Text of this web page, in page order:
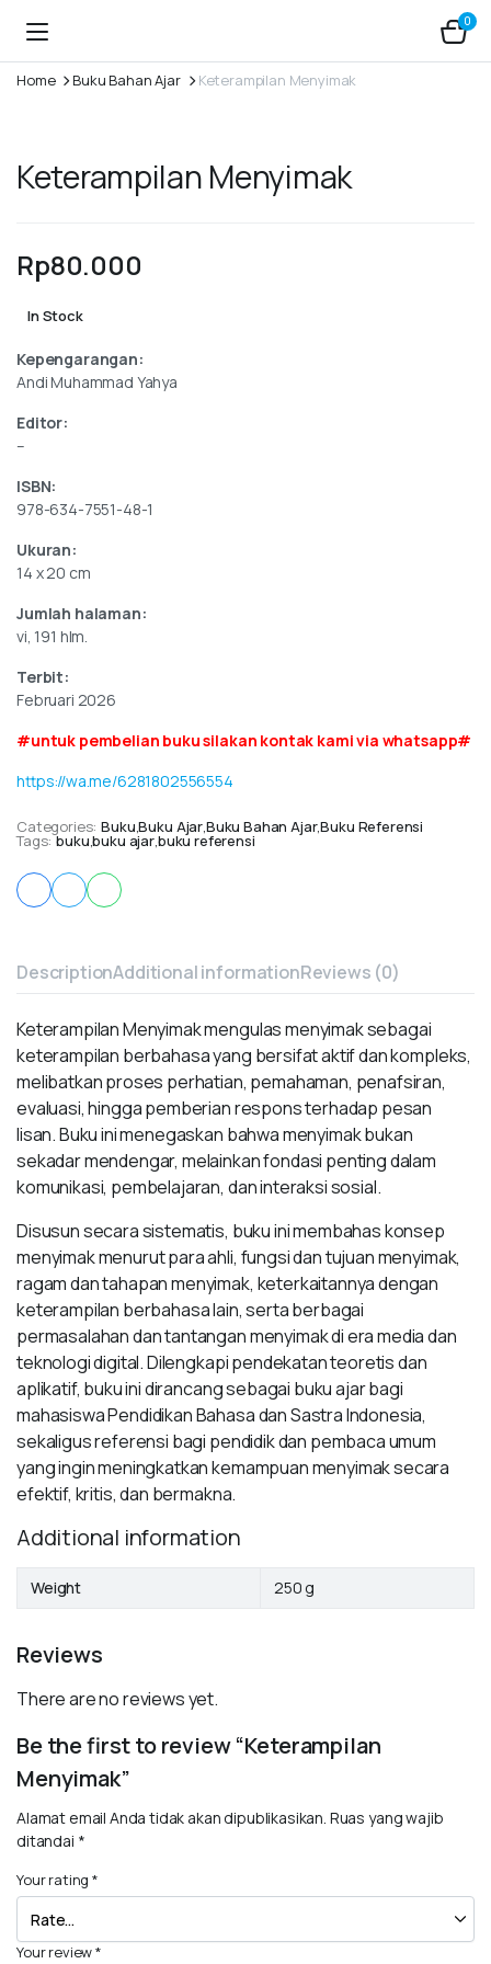
0
Home Buku Bahan Ajar Keterampilan Menyimak
Keterampilan Menyimak
Rp80.000
In Stock
Kepengarangan:
Andi Muhammad Yahya
Editor:
–
ISBN:
978-634-7551-48-1
Ukuran:
14 x 20 cm
Jumlah halaman:
vi, 191 hlm.
Terbit:
Februari 2026
#untuk pembelian buku silakan kontak kami via whatsapp#
https://wa.me/6281802556554
Categories: Buku,Buku Ajar,Buku Bahan Ajar,Buku Referensi
Tags: buku,buku ajar,buku referensi
DescriptionAdditional informationReviews (0)
Keterampilan Menyimak mengulas menyimak sebagai
keterampilan berbahasa yang bersifat aktif dan kompleks,
melibatkan proses perhatian, pemahaman, penafsiran,
evaluasi, hingga pemberian respons terhadap pesan
lisan. Buku ini menegaskan bahwa menyimak bukan
sekadar mendengar, melainkan fondasi penting dalam
komunikasi, pembelajaran, dan interaksi sosial.
Disusun secara sistematis, buku ini membahas konsep
menyimak menurut para ahli, fungsi dan tujuan menyimak,
ragam dan tahapan menyimak, keterkaitannya dengan
keterampilan berbahasa lain, serta berbagai
permasalahan dan tantangan menyimak di era media dan
teknologi digital. Dilengkapi pendekatan teoretis dan
aplikatif, buku ini dirancang sebagai buku ajar bagi
mahasiswa Pendidikan Bahasa dan Sastra Indonesia,
sekaligus referensi bagi pendidik dan pembaca umum
yang ingin meningkatkan kemampuan menyimak secara
efektif, kritis, dan bermakna.
Additional information
Weight 250 g
Reviews
There are no reviews yet.
Be the first to review “Keterampilan
Menyimak”
Alamat email Anda tidak akan dipublikasikan. Ruas yang wajib
ditandai *
Your rating*
Your review*